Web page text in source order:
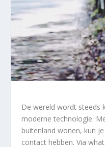
De wereld wordt steeds
moderne technologie.
buitenland wonen, kun
contact hebben. Via